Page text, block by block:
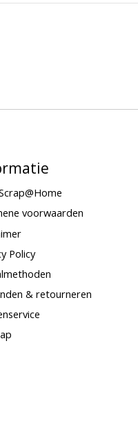
voorwaarden
Policy
& retourneren